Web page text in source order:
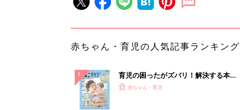
赤ちゃん・育児の人気記事ランキング
育児の困ったがズバリ！解決する本
『ひよこクラブ 夏号』 4カ月～2才
赤ちゃん・育児